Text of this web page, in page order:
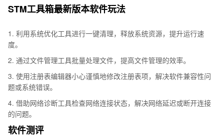
STM工具箱最新版本软件玩法
1. 利用系统优化工具进行一键清理，释放系统资源，提升运行速
度。
2. 通过文件管理工具批量处理文件，提高文件管理的效率。
3. 使用注册表编辑器小心谨慎地修改注册表项，解决软件兼容性问
题或系统错误。
4. 借助网络诊断工具检查网络连接状态，解决网络延迟或断开连接
的问题。
软件测评